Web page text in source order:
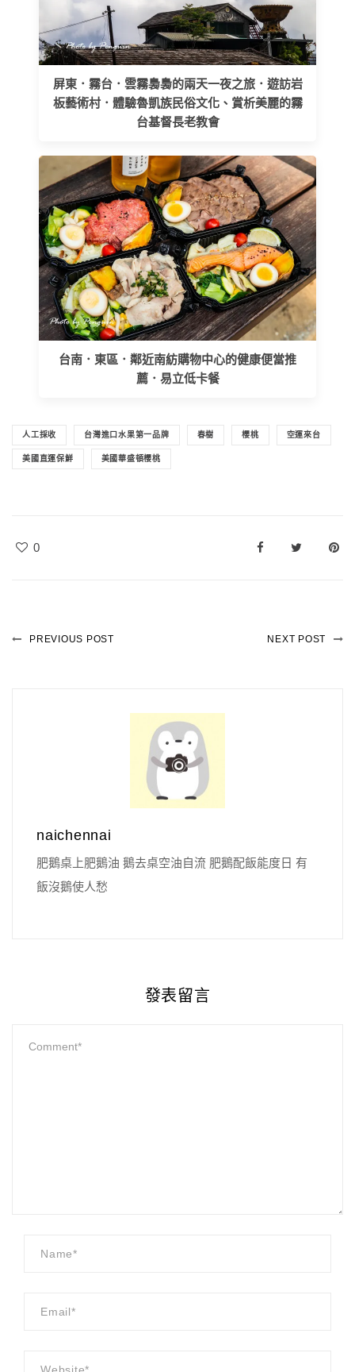
屏東．霧台．雲霧裊裊的兩天一夜之旅．遊訪岩
板藝術村．體驗魯凱族民俗文化、賞析美麗的霧
台基督長老教會
台南．東區．鄰近南紡購物中心的健康便當推
薦．易立低卡餐
人工採收 台灣進口水果第一品牌 春樹 櫻桃 空運來台
美國直運保鮮 美國華盛頓櫻桃
0
PREVIOUS POST NEXT POST
naichennai
肥鵝桌上肥鵝油 鵝去桌空油自流 肥鵝配飯能度日 有
飯沒鵝使人愁
發表留言